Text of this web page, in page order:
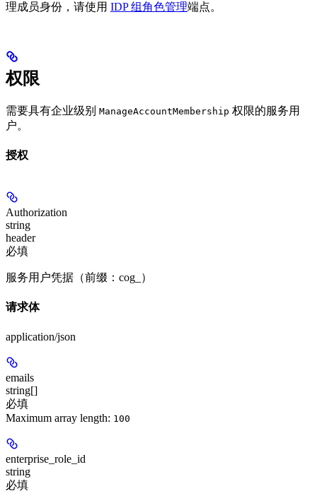
理成员身份，请使用 IDP 组角色管理端点。
权限
需要具有企业级别 ManageAccountMembership 权限的服务用
户。
授权
Authorization
string
header
必填
服务用户凭据（前缀：cog_）
请求体
application/json
emails
string[]
必填
Maximum array length: 100
enterprise_role_id
string
必填